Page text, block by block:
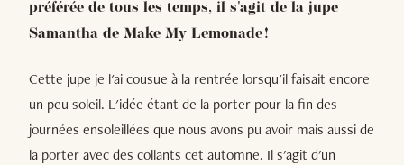
préférée de tous les temps, il s'agit de la jupe
Samantha de Make My Lemonade !
Cette jupe je l'ai cousue à la rentrée lorsqu'il faisait encore
un peu soleil. L'idée étant de la porter pour la fin des
journées ensoleillées que nous avons pu avoir mais aussi de
la porter avec des collants cet automne. Il s'agit d'un